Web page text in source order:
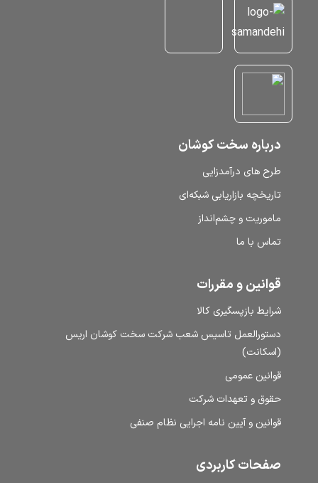
درباره سخت کوشان
طرح‌ های درآمدزایی
تاریخچه بازاریابی شبکه‌ای
ماموریت و چشم‌انداز
تماس با ما
قوانین و مقررات
شرایط بازپسگیری کالا
دستورالعمل تاسیس شعب شرکت سخت کوشان اریس
(اسکانت)
قوانین عمومی
حقوق و تعهدات شرکت
قوانین و آیین نامه اجرایی نظام صنفی
صفحات کاربردی